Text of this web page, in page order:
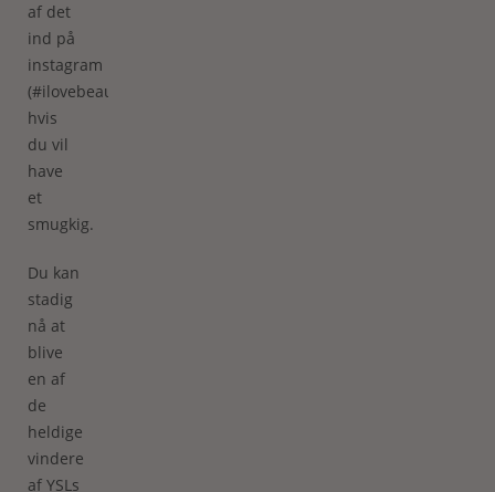
af det
ind på
instagram
(#ilovebeautydk),
hvis
du vil
have
et
smugkig.
Du kan
stadig
nå at
blive
en af
de
heldige
vindere
af YSLs